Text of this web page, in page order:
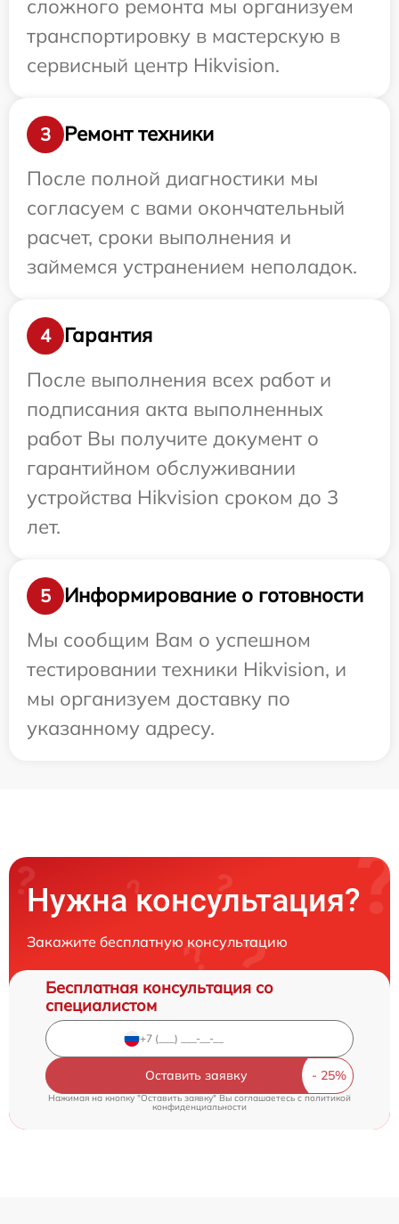
сложного ремонта мы организуем
транспортировку в мастерскую в
сервисный центр Hikvision.
3
Ремонт техники
После полной диагностики мы
согласуем с вами окончательный
расчет, сроки выполнения и
займемся устранением неполадок.
4
Гарантия
После выполнения всех работ и
подписания акта выполненных
работ Вы получите документ о
гарантийном обслуживании
устройства Hikvision сроком до 3
лет.
5
Информирование о готовности
Мы сообщим Вам о успешном
тестировании техники Hikvision, и
мы организуем доставку по
указанному адресу.
Нужна консультация?
Закажите бесплатную консультацию
Бесплатная консультация со
специалистом
Оставить заявку
Нажимая на кнопку "Оставить заявку" Вы соглашаетесь cполитикой
конфиденциальности